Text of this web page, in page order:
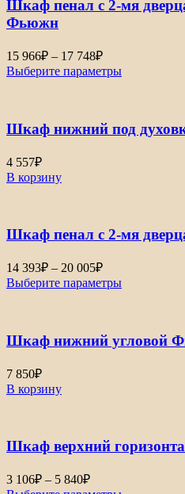
Шкаф пенал с 2-мя
Фьюжн
15 966₽ – 17 748₽Диапазон
цен:
15
17
Выберите параметры
Шкаф нижний под
4 557₽
В корзину
Шкаф пенал с 2-мя
14 393₽ – 20 005₽Диапазон
цен:
14
20
Выберите параметры
Шкаф нижний угловой
7 850₽
В корзину
Шкаф верхний
3 106₽ – 5 840₽Диапазон
цен: